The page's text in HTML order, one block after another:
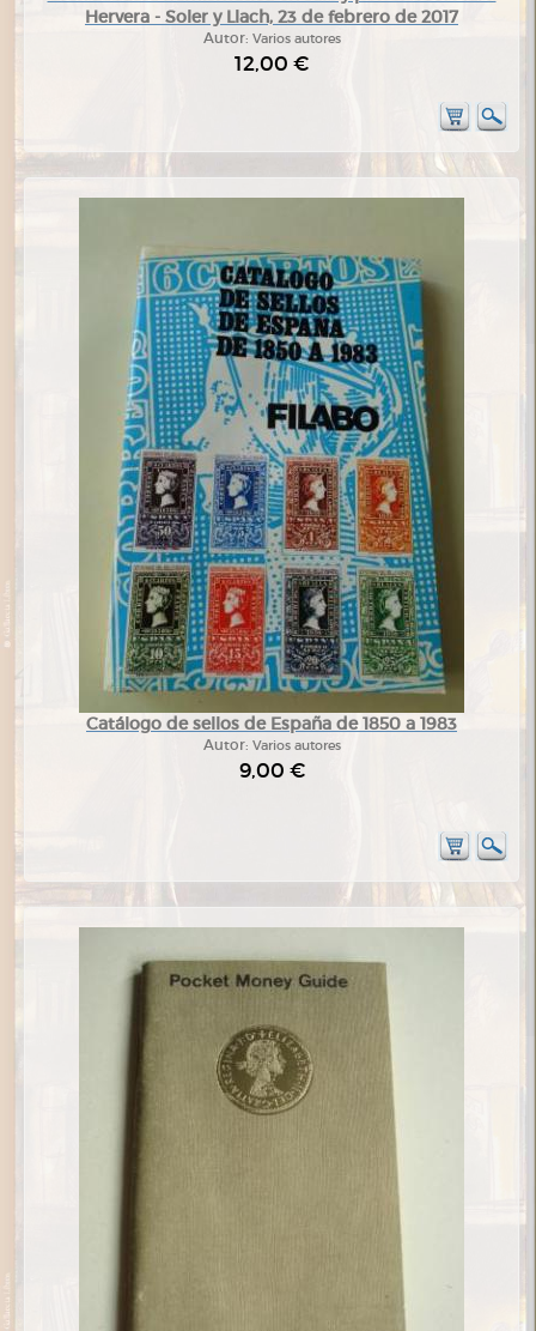
Hervera - Soler y Llach, 23 de febrero de 2017
Autor: Varios autores
12,00 €
Catálogo de sellos de España de 1850 a 1983
Autor: Varios autores
9,00 €